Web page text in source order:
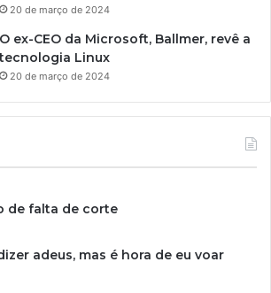
20 de março de 2024
O ex-CEO da Microsoft, Ballmer, revê a
tecnologia Linux
20 de março de 2024
de falta de corte
adeus, mas é hora de eu voar